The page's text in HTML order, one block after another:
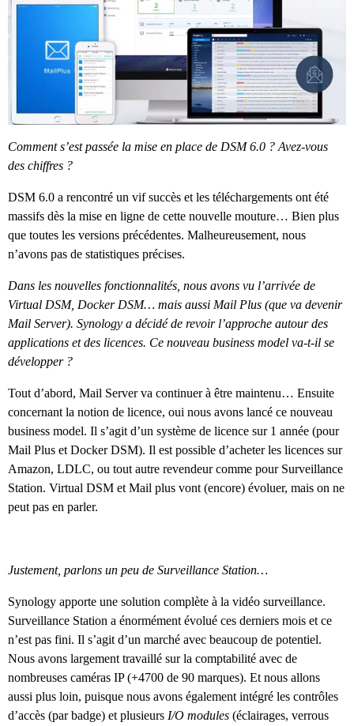
Comment s’est passée la mise en place de DSM 6.0 ? Avez-vous
des chiffres ?
DSM 6.0 a rencontré un vif succès et les téléchargements ont été
massifs dès la mise en ligne de cette nouvelle mouture… Bien plus
que toutes les versions précédentes. Malheureusement, nous
n’avons pas de statistiques précises.
Dans les nouvelles fonctionnalités, nous avons vu l’arrivée de
Virtual DSM, Docker DSM… mais aussi Mail Plus (que va devenir
Mail Server). Synology a décidé de revoir l’approche autour des
applications et des licences. Ce nouveau business model va-t-il se
développer ?
Tout d’abord, Mail Server va continuer à être maintenu… Ensuite
concernant la notion de licence, oui nous avons lancé ce nouveau
business model. Il s’agit d’un système de licence sur 1 année (pour
Mail Plus et Docker DSM). Il est possible d’acheter les licences sur
Amazon, LDLC, ou tout autre revendeur comme pour Surveillance
Station. Virtual DSM et Mail plus vont (encore) évoluer, mais on ne
peut pas en parler.
Justement, parlons un peu de Surveillance Station…
Synology apporte une solution complète à la vidéo surveillance.
Surveillance Station a énormément évolué ces derniers mois et ce
n’est pas fini. Il s’agit d’un marché avec beaucoup de potentiel.
Nous avons largement travaillé sur la comptabilité avec de
nombreuses caméras IP (+4700 de 90 marques). Et nous allons
aussi plus loin, puisque nous avons également intégré les contrôles
d’accès (par badge) et plusieurs I/O modules (éclairages, verrous